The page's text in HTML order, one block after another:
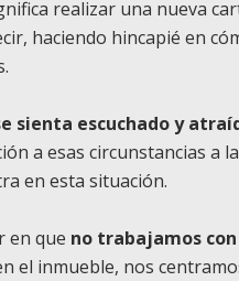
realizar una nueva
haciendo hincapié en
sienta escuchado y
a esas circunstancias a
en esta situación.
en que no trabajamos
el inmueble, nos